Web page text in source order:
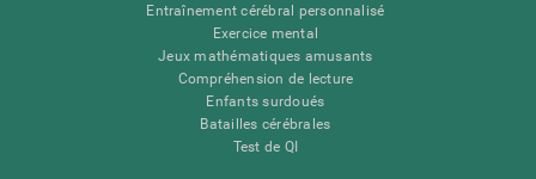
Entraînement cérébral personnalisé
Exercice mental
Jeux mathématiques amusants
Compréhension de lecture
Enfants surdoués
Batailles cérébrales
Test de QI